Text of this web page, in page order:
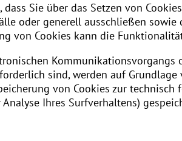
Sie über das Setzen von
oder generell ausschließen
von Cookies kann die
sind, werden auf
von Cookies zur
Analyse Ihres Surfverhaltens)